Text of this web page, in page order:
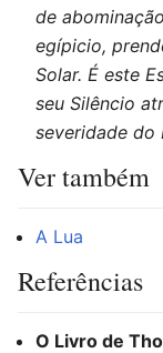
de
egípicio,
Solar. É este
seu Silêncio
severidade do
Ver também
A Lua
Referências
O Livro de